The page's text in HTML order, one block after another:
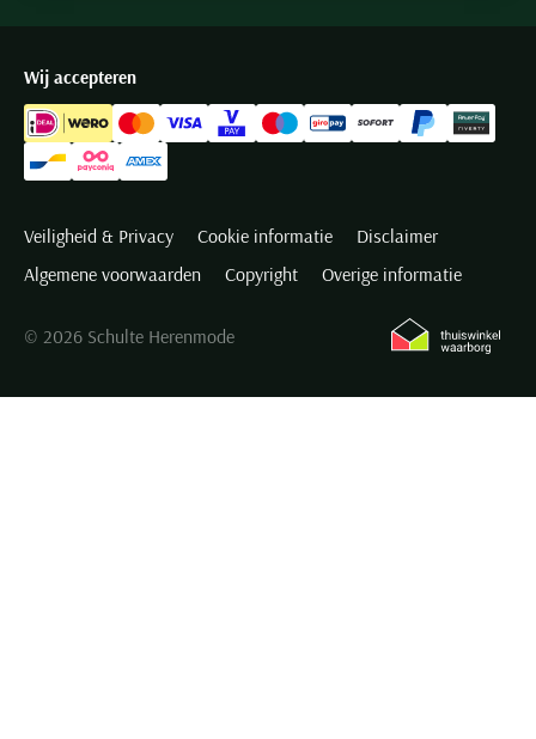
Wij accepteren
Veiligheid & Privacy Cookie informatie
Disclaimer
Algemene voorwaarden
Copyright Overige informatie
© 2026 Schulte Herenmode